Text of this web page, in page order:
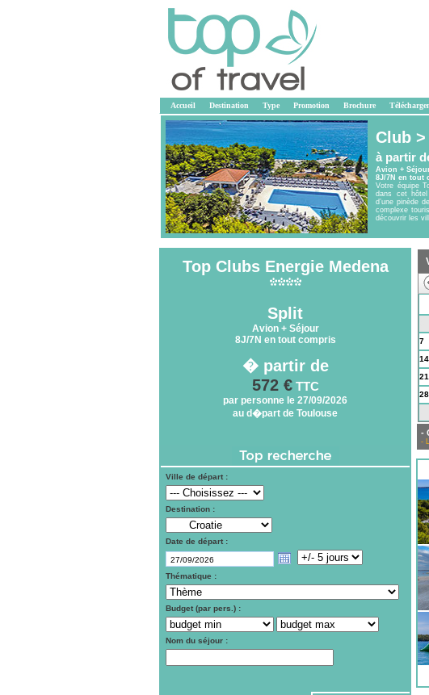
Accueil Destination Type Promotion Brochure
Club >
à partir
Avion +
8J/7N en tout
Votre équipe
dans cet
d’une pinède
complexe
découvrir les
Top Clubs Energie Medena
Split
Avion + Séjour
8J/7N en tout compris
� partir de
572 €TTC
par personne le 27/09/2026
au d�part de Toulouse
Ville de départ :
Destination :
Date de départ :
Thématique :
Budget (par pers.) :
Nom du séjour :
7
14
21
28
-
-